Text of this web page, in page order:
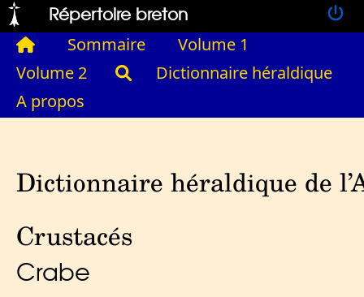
Répertoire breton
Sommaire
Volume 1
Volume 2
Dictionnaire héraldique
A propos
Dictionnaire héraldique de
Crustacés
Crabe